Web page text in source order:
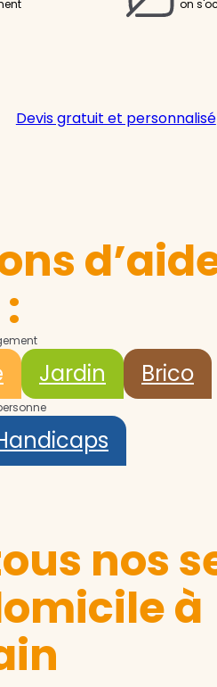
on
Devis gratuit et personnalisé
Jardin Brico
nos
à